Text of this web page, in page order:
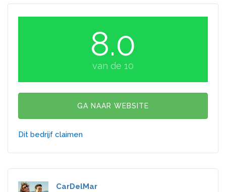
8.0
van de 10
GA NAAR WEBSITE
Dit bedrijf claimen
CarDelMar